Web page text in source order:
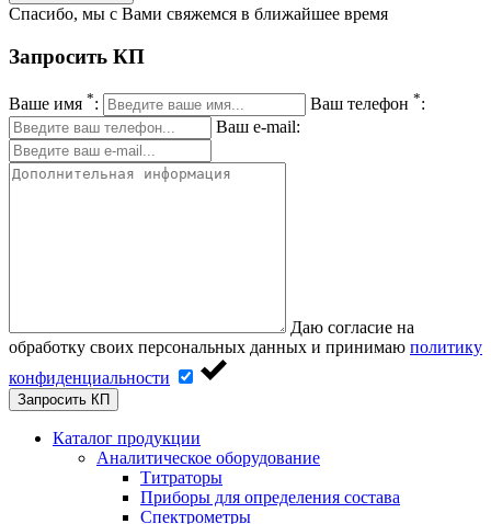
Спасибо, мы с Вами свяжемся в ближайшее время
Запросить КП
Ваше имя *: Ваш телефон *:
Ваш e-mail:
Даю согласие на
обработку своих персональных данных и принимаю политику
конфиденциальности
Запросить КП
Каталог продукции
Аналитическое оборудование
Титраторы
Приборы для определения состава
Спектрометры